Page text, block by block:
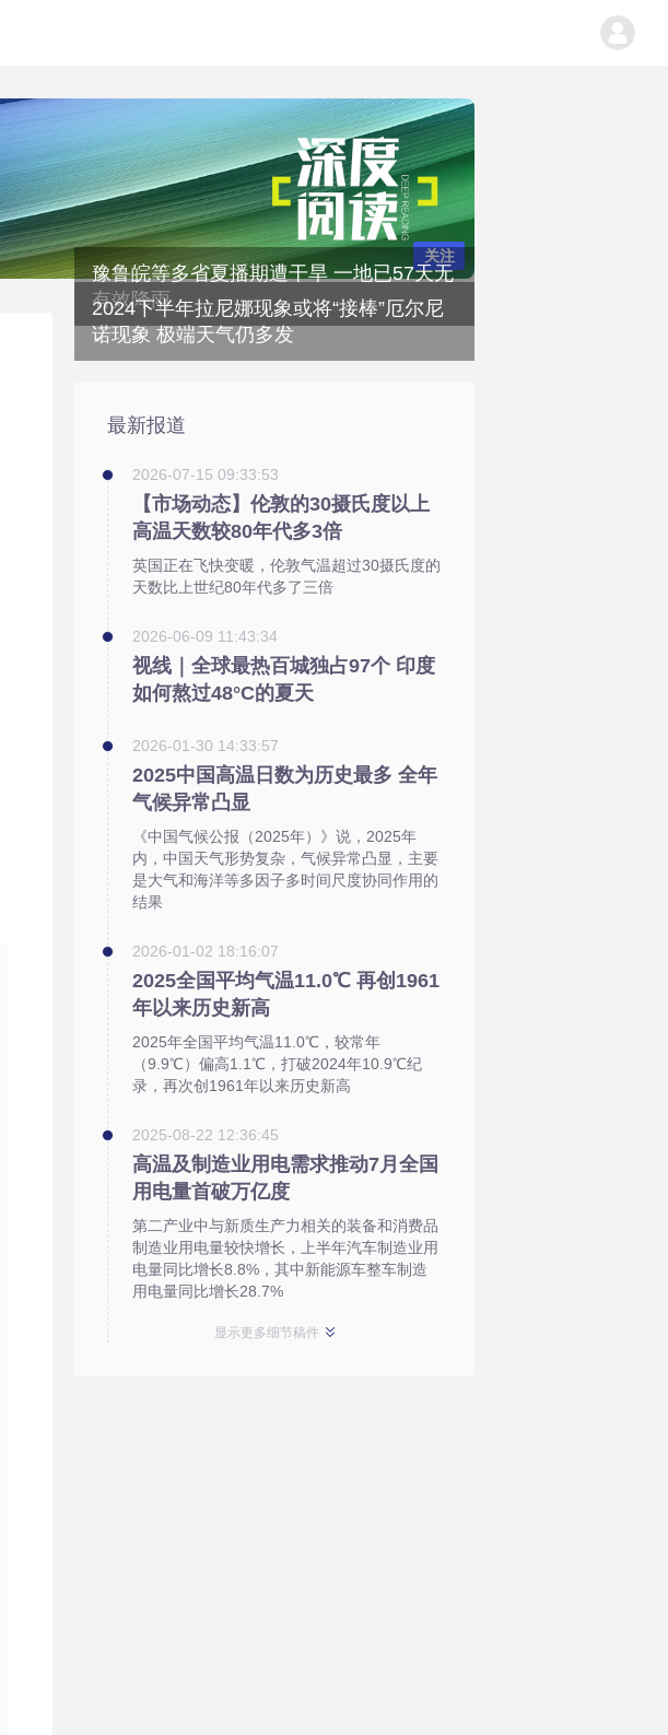
关注
豫鲁皖等多省夏播期遭干旱 一地已57天无
有效降雨
2024下半年拉尼娜现象或将“接棒”厄尔尼
诺现象 极端天气仍多发
最新报道
2026-07-15 09:33:53
【市场动态】伦敦的30摄氏度以上
高温天数较80年代多3倍
英国正在飞快变暖，伦敦气温超过30摄氏度的
天数比上世纪80年代多了三倍
2026-06-09 11:43:34
视线｜全球最热百城独占97个 印度
如何熬过48°C的夏天
2026-01-30 14:33:57
2025中国高温日数为历史最多 全年
气候异常凸显
《中国气候公报（2025年）》说，2025年
内，中国天气形势复杂，气候异常凸显，主要
是大气和海洋等多因子多时间尺度协同作用的
结果
2026-01-02 18:16:07
2025全国平均气温11.0℃ 再创1961
年以来历史新高
2025年全国平均气温11.0℃，较常年
（9.9℃）偏高1.1℃，打破2024年10.9℃纪
录，再次创1961年以来历史新高
2025-08-22 12:36:45
高温及制造业用电需求推动7月全国
用电量首破万亿度
第二产业中与新质生产力相关的装备和消费品
制造业用电量较快增长，上半年汽车制造业用
电量同比增长8.8%，其中新能源车整车制造
用电量同比增长28.7%
显示更多细节稿件